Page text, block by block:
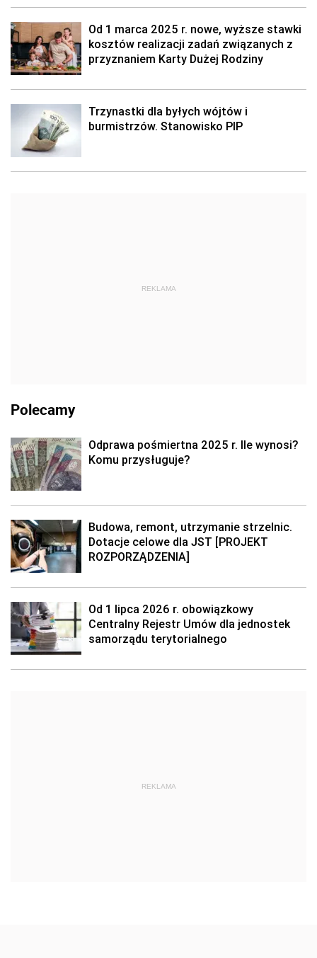
Od 1 marca 2025 r. nowe, wyższe stawki
kosztów realizacji zadań związanych z
przyznaniem Karty Dużej Rodziny
Trzynastki dla byłych wójtów i
burmistrzów. Stanowisko PIP
REKLAMA
Polecamy
Odprawa pośmiertna 2025 r. Ile wynosi?
Komu przysługuje?
Budowa, remont, utrzymanie strzelnic.
Dotacje celowe dla JST [PROJEKT
ROZPORZĄDZENIA]
Od 1 lipca 2026 r. obowiązkowy
Centralny Rejestr Umów dla jednostek
samorządu terytorialnego
REKLAMA